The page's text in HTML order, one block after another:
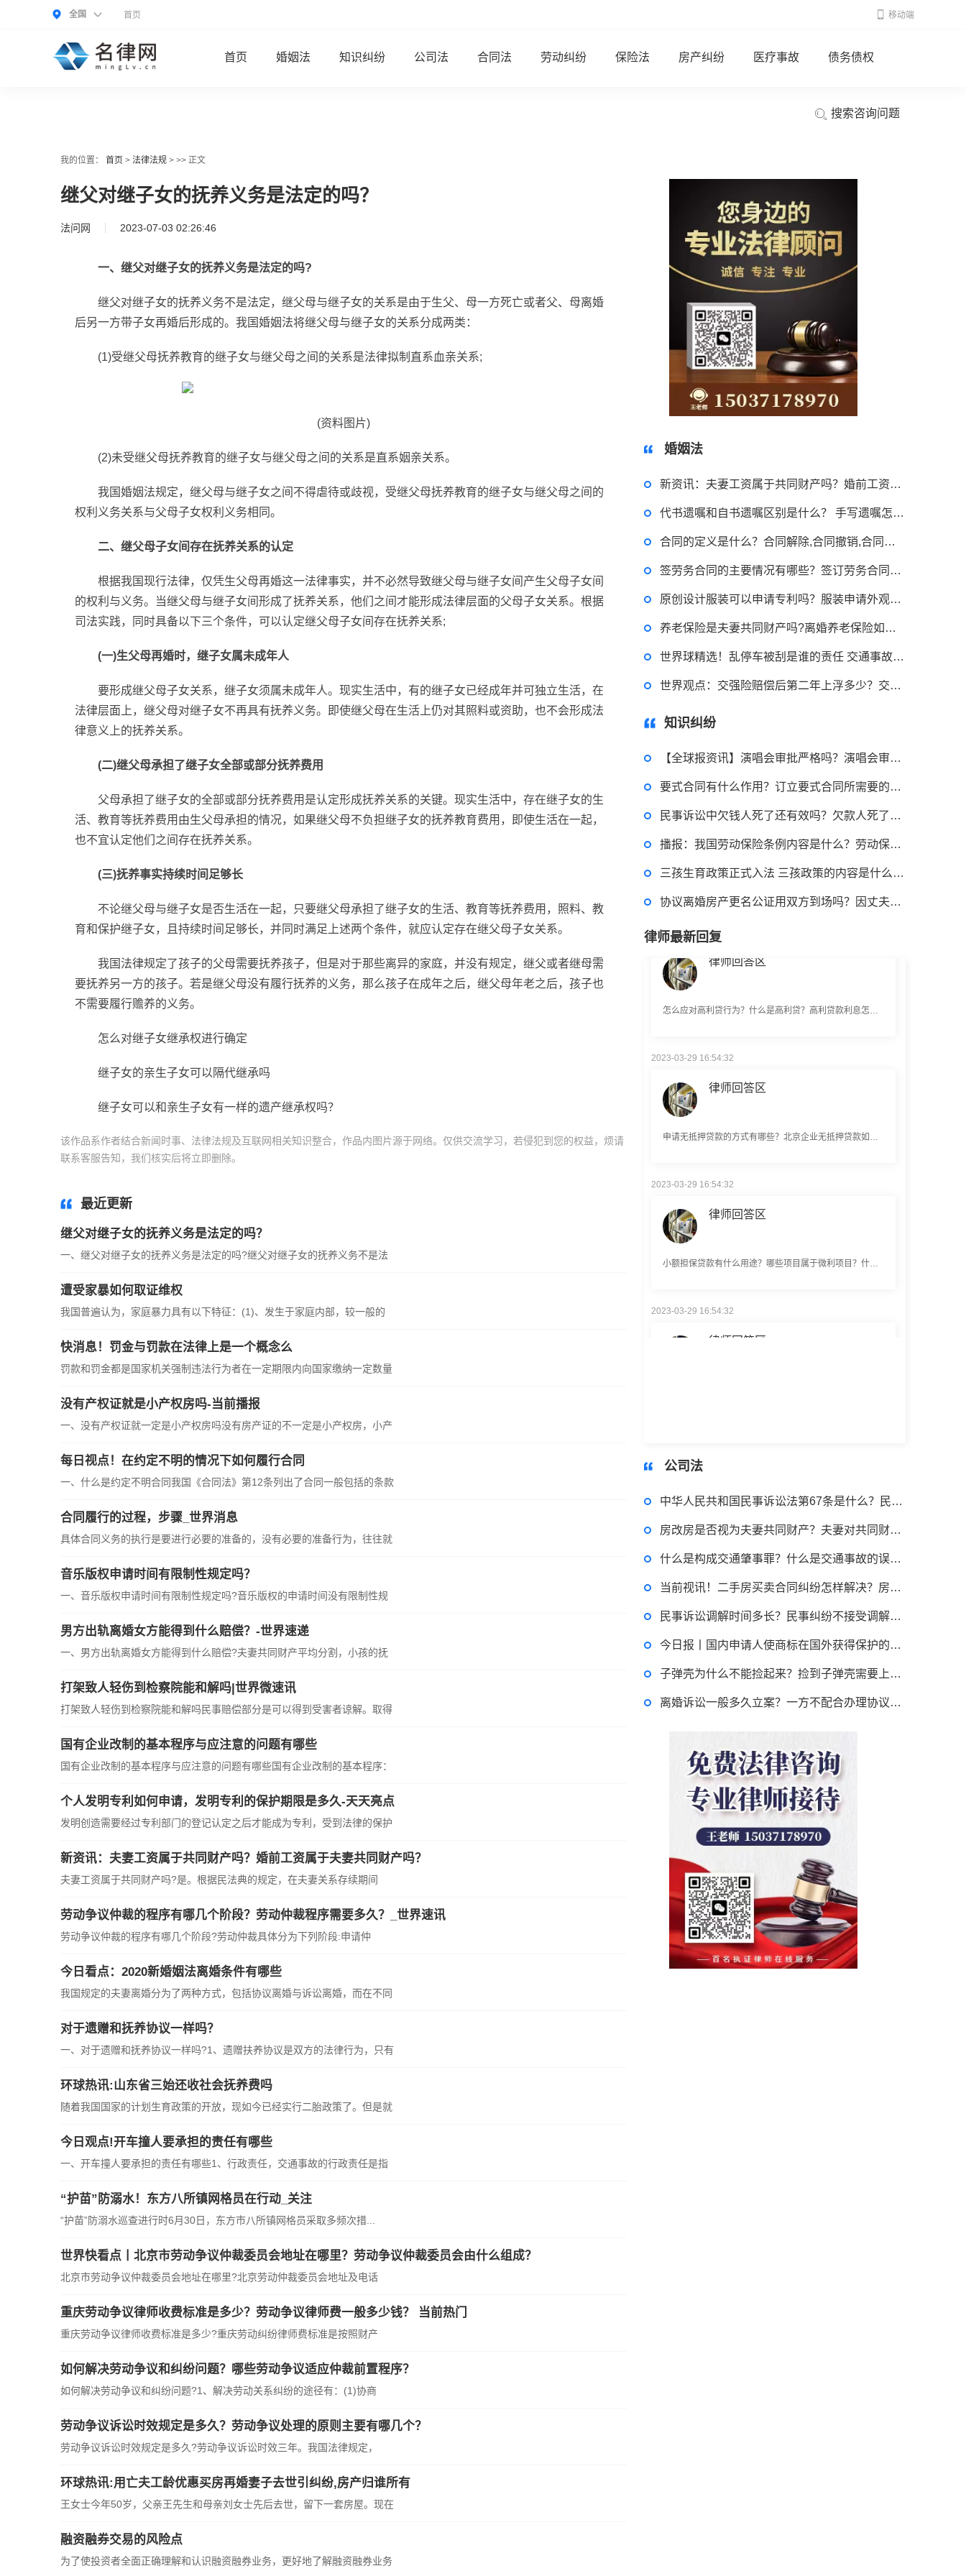
全国 首页 移动端
首页 婚姻法 知识纠纷 公司法 合同法 劳动纠纷 保险法 房产纠纷 医疗事故 债务债权
搜索咨询问题
我的位置： 首页 > 法律法规 > >> 正文
继父对继子女的抚养义务是法定的吗？
法问网 2023-07-03 02:26:46
一、继父对继子女的抚养义务是法定的吗?
继父对继子女的抚养义务不是法定，继父母与继子女的关系是由于生父、母一方死亡或者父、母离婚
后另一方带子女再婚后形成的。我国婚姻法将继父母与继子女的关系分成两类：
(1)受继父母抚养教育的继子女与继父母之间的关系是法律拟制直系血亲关系;
(资料图片)
(2)未受继父母抚养教育的继子女与继父母之间的关系是直系姻亲关系。
我国婚姻法规定，继父母与继子女之间不得虐待或歧视，受继父母抚养教育的继子女与继父母之间的
权利义务关系与父母子女权利义务相同。
二、继父母子女间存在抚养关系的认定
根据我国现行法律，仅凭生父母再婚这一法律事实，并不必然导致继父母与继子女间产生父母子女间
的权利与义务。当继父母与继子女间形成了抚养关系，他们之间才能形成法律层面的父母子女关系。根据
司法实践，同时具备以下三个条件，可以认定继父母子女间存在抚养关系;
(一)生父母再婚时，继子女属未成年人
要形成继父母子女关系，继子女须属未成年人。现实生活中，有的继子女已经成年并可独立生活，在
法律层面上，继父母对继子女不再具有抚养义务。即使继父母在生活上仍对其照料或资助，也不会形成法
律意义上的抚养关系。
(二)继父母承担了继子女全部或部分抚养费用
父母承担了继子女的全部或部分抚养费用是认定形成抚养关系的关键。现实生活中，存在继子女的生
活、教育等抚养费用由生父母承担的情况，如果继父母不负担继子女的抚养教育费用，即使生活在一起，
也不宜认定他们之间存在抚养关系。
(三)抚养事实持续时间足够长
不论继父母与继子女是否生活在一起，只要继父母承担了继子女的生活、教育等抚养费用，照料、教
育和保护继子女，且持续时间足够长，并同时满足上述两个条件，就应认定存在继父母子女关系。
我国法律规定了孩子的父母需要抚养孩子，但是对于那些离异的家庭，并没有规定，继父或者继母需
要抚养另一方的孩子。若是继父母没有履行抚养的义务，那么孩子在成年之后，继父母年老之后，孩子也
不需要履行赡养的义务。
怎么对继子女继承权进行确定
继子女的亲生子女可以隔代继承吗
继子女可以和亲生子女有一样的遗产继承权吗？
该作品系作者结合新闻时事、法律法规及互联网相关知识整合，作品内图片源于网络。仅供交流学习，若侵犯到您的权益，烦请
联系客服告知，我们核实后将立即删除。
最近更新
继父对继子女的抚养义务是法定的吗？
一、继父对继子女的抚养义务是法定的吗?继父对继子女的抚养义务不是法
遭受家暴如何取证维权
我国普遍认为，家庭暴力具有以下特征：(1)、发生于家庭内部，较一般的
快消息！罚金与罚款在法律上是一个概念么
罚款和罚金都是国家机关强制违法行为者在一定期限内向国家缴纳一定数量
没有产权证就是小产权房吗-当前播报
一、没有产权证就一定是小产权房吗没有房产证的不一定是小产权房，小产
每日视点！在约定不明的情况下如何履行合同
一、什么是约定不明合同我国《合同法》第12条列出了合同一般包括的条款
合同履行的过程，步骤_世界消息
具体合同义务的执行是要进行必要的准备的，没有必要的准备行为，往往就
音乐版权申请时间有限制性规定吗？
一、音乐版权申请时间有限制性规定吗?音乐版权的申请时间没有限制性规
男方出轨离婚女方能得到什么赔偿？-世界速递
一、男方出轨离婚女方能得到什么赔偿?夫妻共同财产平均分割，小孩的抚
打架致人轻伤到检察院能和解吗|世界微速讯
打架致人轻伤到检察院能和解吗民事赔偿部分是可以得到受害者谅解。取得
国有企业改制的基本程序与应注意的问题有哪些
国有企业改制的基本程序与应注意的问题有哪些国有企业改制的基本程序：
个人发明专利如何申请，发明专利的保护期限是多久-天天亮点
发明创造需要经过专利部门的登记认定之后才能成为专利，受到法律的保护
新资讯：夫妻工资属于共同财产吗？婚前工资属于夫妻共同财产吗？
夫妻工资属于共同财产吗?是。根据民法典的规定，在夫妻关系存续期间
劳动争议仲裁的程序有哪几个阶段？劳动仲裁程序需要多久？_世界速讯
劳动争议仲裁的程序有哪几个阶段?劳动仲裁具体分为下列阶段:申请仲
今日看点：2020新婚姻法离婚条件有哪些
我国规定的夫妻离婚分为了两种方式，包括协议离婚与诉讼离婚，而在不同
对于遗赠和抚养协议一样吗？
一、对于遗赠和抚养协议一样吗?1、遗赠扶养协议是双方的法律行为，只有
环球热讯:山东省三始还收社会抚养费吗
随着我国国家的计划生育政策的开放，现如今已经实行二胎政策了。但是就
今日观点!开车撞人要承担的责任有哪些
一、开车撞人要承担的责任有哪些1、行政责任，交通事故的行政责任是指
“护苗”防溺水！东方八所镇网格员在行动_关注
“护苗”防溺水巡查进行时6月30日，东方市八所镇网格员采取多频次措...
世界快看点丨北京市劳动争议仲裁委员会地址在哪里？劳动争议仲裁委员会由什么组成？
北京市劳动争议仲裁委员会地址在哪里?北京劳动仲裁委员会地址及电话
重庆劳动争议律师收费标准是多少？劳动争议律师费一般多少钱？ 当前热门
重庆劳动争议律师收费标准是多少?重庆劳动纠纷律师费标准是按照财产
如何解决劳动争议和纠纷问题？哪些劳动争议适应仲裁前置程序？
如何解决劳动争议和纠纷问题?1、解决劳动关系纠纷的途径有：(1)协商
劳动争议诉讼时效规定是多久？劳动争议处理的原则主要有哪几个？
劳动争议诉讼时效规定是多久?劳动争议诉讼时效三年。我国法律规定，
环球热讯:用亡夫工龄优惠买房再婚妻子去世引纠纷,房产归谁所有
王女士今年50岁，父亲王先生和母亲刘女士先后去世，留下一套房屋。现在
融资融券交易的风险点
为了使投资者全面正确理解和认识融资融券业务，更好地了解融资融券业务
婚姻法
新资讯：夫妻工资属于共同财产吗？婚前工资属于夫妻共同财产吗？
代书遗嘱和自书遗嘱区别是什么？ 手写遗嘱怎么写法律才有效？
合同的定义是什么？合同解除,合同撤销,合同无效的区别有哪些？
签劳务合同的主要情况有哪些？签订劳务合同需要注意的事项|环球讯息
原创设计服装可以申请专利吗？服装申请外观专利有用吗？_今日快看
养老保险是夫妻共同财产吗?离婚养老保险如何分割?
世界球精选！乱停车被刮是谁的责任 交通事故理赔需要哪些材料？
世界观点：交强险赔偿后第二年上浮多少？交强险保险公司赔付后能否追偿？
知识纠纷
【全球报资讯】演唱会审批严格吗？演唱会审批大概要多久？
要式合同有什么作用？订立要式合同所需要的条件
民事诉讼中欠钱人死了还有效吗？欠款人死了起诉状怎么写？
播报：我国劳动保险条例内容是什么？劳动保险需在多少天内购买？
三孩生育政策正式入法 三孩政策的内容是什么？积极响应三孩政策内容是什么？
协议离婚房产更名公证用双方到场吗？因丈夫出轨分居后与他人同居还能获得损害赔偿吗？-当前观点
律师最新回复
2023-03-29 16:54:32
小额担保贷款有什么用途？哪些项目属于微利项目？什么是小额担保贷款？
2023-03-29 16:54:32
律师回答区
2023-03-29 16:54:32
律师回答区
律师回答区
律师回答区
律师回答区
公司法
中华人民共和国民事诉讼法第67条是什么？民诉法260条加倍是指几倍？
房改房是否视为夫妻共同财产？夫妻对共同财产，有平等的处理权吗？
什么是构成交通肇事罪？什么是交通事故的误工费？_通讯
当前视讯！二手房买卖合同纠纷怎样解决？房东不配合过户怎么办？
民事诉讼调解时间多长？民事纠纷不接受调解怎么办？-今日热搜
今日报丨国内申请人使商标在国外获得保护的途径有哪些？海外商标注册有哪点好处？
子弹壳为什么不能捡起来？捡到子弹壳需要上交吗？ 世界速递
离婚诉讼一般多久立案？一方不配合办理协议离婚怎么办理？_最资讯